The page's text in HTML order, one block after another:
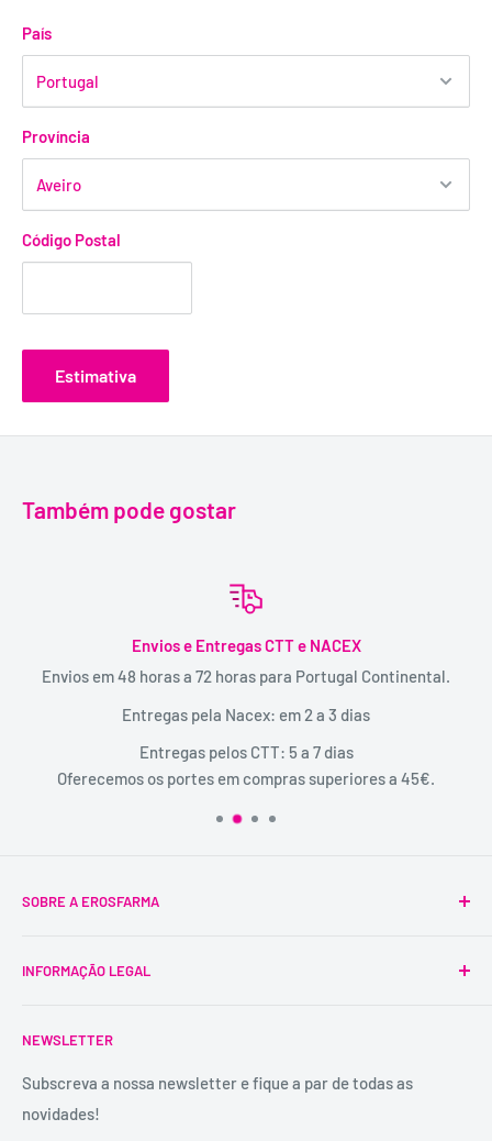
País
Província
Código Postal
Estimativa
Também pode gostar
Envios e Entregas CTT e NACEX
Envios em 48 horas a 72 horas para Portugal Continental.
Entregas pela Nacex: em 2 a 3 dias
Entregas pelos CTT: 5 a 7 dias
Oferecemos os portes em compras superiores a 45€.
SOBRE A EROSFARMA
Portugal, pioneira na venda de produtos íntimos para
É uma marca registada, tem mais de 29 anos de
aconselhamento e atendimento personalizados e
INFORMAÇÃO LEGAL
Trocas e Devoluções
Política de Privacidade
Contactos
NEWSLETTER
Subscreva a nossa newsletter e fique a par de todas as
novidades!